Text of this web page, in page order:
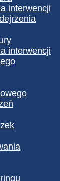
interwencji
interwencji